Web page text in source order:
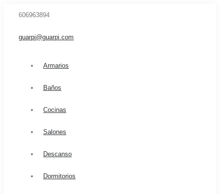
606963894
guarpi@guarpi.com
Armarios
Baños
Cocinas
Salones
Descanso
Dormitorios